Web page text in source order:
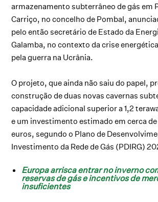
armazenamento subterrâneo de gás em
Carriço, no concelho de Pombal,
pelo então secretário de Estado da
Galamba, no contexto da crise
pela guerra na Ucrânia.
O projeto, que ainda não saiu do papel,
construção de duas novas cavernas
capacidade adicional superior a 1,2
e um investimento estimado em cerca
euros, segundo o Plano de
Investimento da Rede de Gás (PDIRG)
Europa arrisca entrar no inverno
reservas de gás e incentivos de
insuficientes